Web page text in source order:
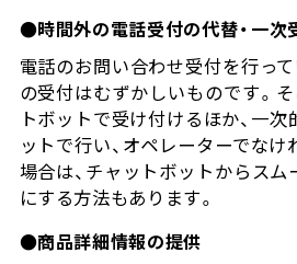
●時間外の電話受付の代替・一次
電話のお問い合わせ受付を行っ
の受付はむずかしいものです。
トボットで受け付けるほか、一
ットで行い、オペレーターでな
場合は、チャットボットからス
にする方法もあります。
●商品詳細情報の提供